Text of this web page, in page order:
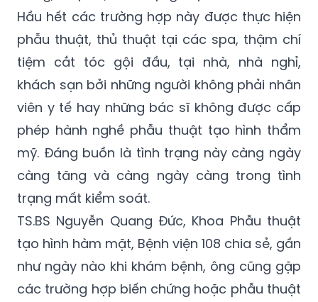
Hầu hết các trường hợp này được thực hiện
phẫu thuật, thủ thuật tại các spa, thậm chí
tiệm cắt tóc gội đầu, tại nhà, nhà nghỉ,
khách sạn bởi những người không phải nhân
viên y tế hay những bác sĩ không được cấp
phép hành nghề phẫu thuật tạo hình thẩm
mỹ. Đáng buồn là tình trạng này càng ngày
càng tăng và càng ngày càng trong tình
trạng mất kiểm soát.
TS.BS Nguyễn Quang Đức, Khoa Phẫu thuật
tạo hình hàm mặt, Bệnh viện 108 chia sẻ, gần
như ngày nào khi khám bệnh, ông cũng gặp
các trường hợp biến chứng hoặc phẫu thuật